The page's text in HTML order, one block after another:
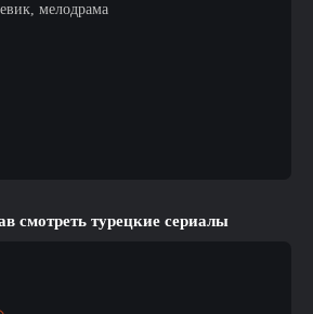
мелодрама
смотреть турецкие сериалы